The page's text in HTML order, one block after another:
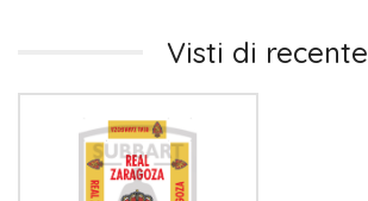
Visti di recente